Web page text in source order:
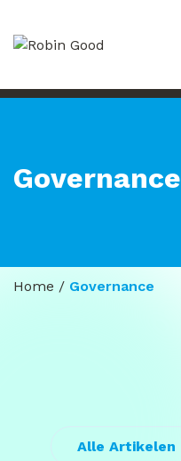
Governance
Home / Governance
Alle Artikelen